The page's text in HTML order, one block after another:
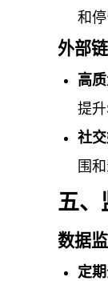
和停
外部
高
提升
社
围
五、
数据
定